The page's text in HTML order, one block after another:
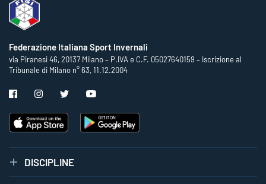
Federazione Italiana Sport Invernali
via Piranesi 46, 20137 Milano – P.IVA e C.F. 05027640159 – Iscrizione al
Tribunale di Milano n° 63, 11.12.2004
DISCIPLINE